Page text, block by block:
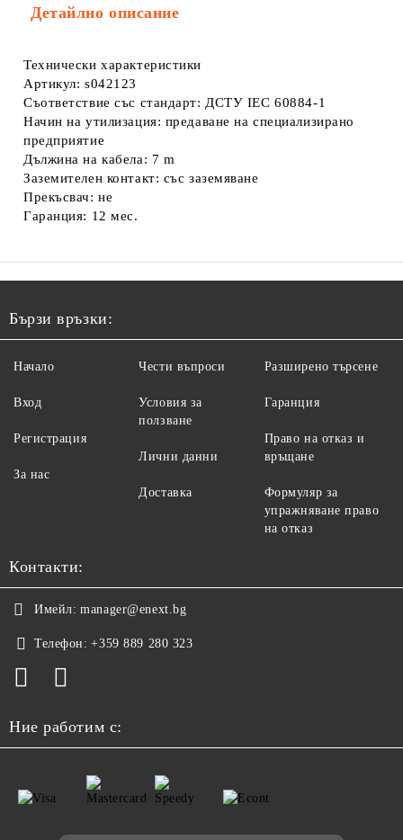
Детайлно описание
Технически характеристики
Артикул: s042123
Съответствие със стандарт: ДСТУ IEC 60884-1
Начин на утилизация: предаване на специализирано
предприятие
Дължина на кабела: 7 m
Заземителен контакт: със заземяване
Прекъсвач: не
Гаранция: 12 мес.
Бързи връзки:
Начало
Вход
Регистрация
За нас
Чести въпроси
Условия за
ползване
Лични данни
Доставка
Разширено търсене
Гаранция
Право на отказ и
връщане
Формуляр за
упражняване право
на отказ
Контакти:
Имейл: manager@enext.bg
Телефон: +359 889 280 323
Ние работим с: